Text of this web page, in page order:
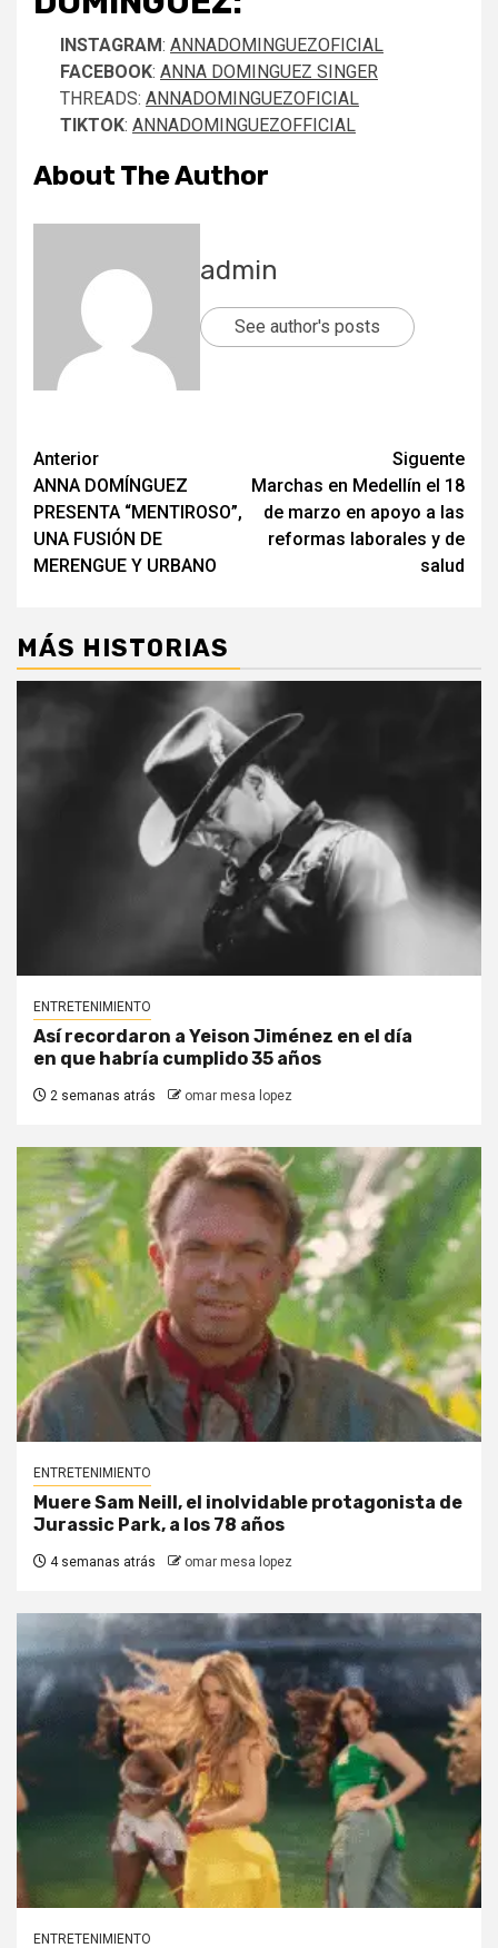
INSTAGRAM: ANNADOMINGUEZOFICIAL
FACEBOOK: ANNA DOMINGUEZ SINGER
THREADS: ANNADOMINGUEZOFICIAL
TIKTOK: ANNADOMINGUEZOFFICIAL
About The Author
admin
See author's posts
Post
navigation
Anterior
ANNA DOMÍNGUEZ
PRESENTA “MENTIROSO”,
UNA FUSIÓN DE
MERENGUE Y URBANO
Siguente
Marchas en Medellín el 18
de marzo en apoyo a las
reformas laborales y de
salud
MÁS HISTORIAS
ENTRETENIMIENTO
Así recordaron a Yeison Jiménez en el día
en que habría cumplido 35 años
2 semanas atrás omar mesa lopez
ENTRETENIMIENTO
Muere Sam Neill, el inolvidable protagonista de
Jurassic Park, a los 78 años
4 semanas atrás omar mesa lopez
ENTRETENIMIENTO